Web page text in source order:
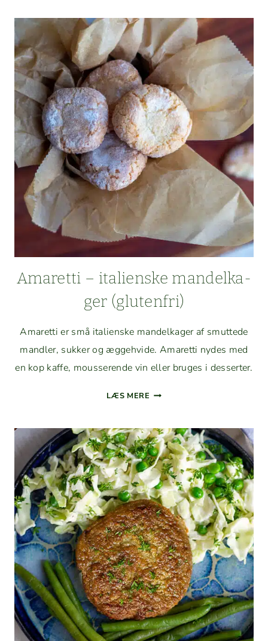
FOOL
–
DESSERT
MED
STIKKELS­
BÆR
OG
HYLDEBLOMST
Amaret­ti – ital­ienske man­delk­a­
ger (gluten­fri)
Amaret­ti er små ital­ienske man­delk­a­ger af smut­tede
man­dler, sukker og ægge­h­vide. Amaret­ti nydes med
en kop kaffe, mousserende vin eller bruges i desserter.
LÆS MERE AMARET­
ITAL­
IENSKE
MAN­
DELK­
A­
GER
(GLUTEN­
FRI)